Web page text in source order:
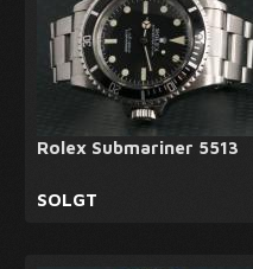
Rolex Submariner 5513
SOLGT